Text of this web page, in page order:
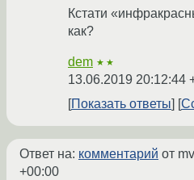
Кстати
как?
dem ★★
13.06.2019 20:12:44
Показать ответы
Ответ на: комментарий от mv
+00:00